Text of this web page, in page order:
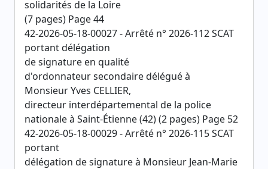
solidarités de la Loire
(7 pages) Page 44
42-2026-05-18-00027 - Arrêté n° 2026-112 SCAT
portant délégation
de signature en qualité
d'ordonnateur secondaire délégué à
Monsieur Yves CELLIER,
directeur interdépartemental de la police
nationale à Saint-Étienne (42) (2 pages) Page 52
42-2026-05-18-00029 - Arrêté n° 2026-115 SCAT
portant
délégation de signature à Monsieur Jean-Marie